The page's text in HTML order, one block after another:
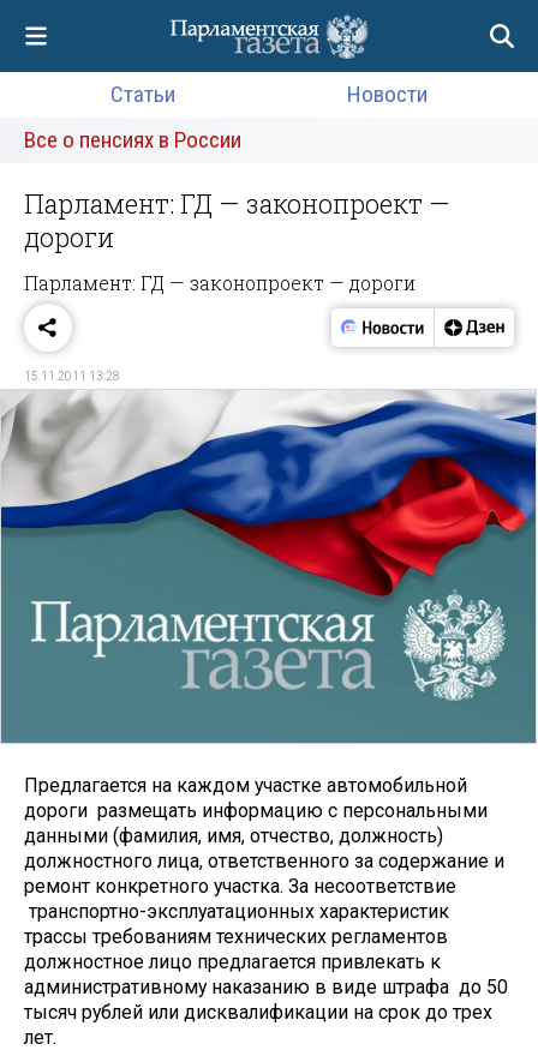
Статьи
Новости
Все о пенсиях в России
Парламент: ГД — законопроект —
дороги
Парламент: ГД — законопроект — дороги
15.11.2011 13:28
Предлагается на каждом участке автомобильной
дороги размещать информацию с персональными
данными (фамилия, имя, отчество, должность)
должностного лица, ответственного за содержание и
ремонт конкретного участка. За несоответствие
транспортно-эксплуатационных характеристик
трассы требованиям технических регламентов
должностное лицо предлагается привлекать к
административному наказанию в виде штрафа до 50
тысяч рублей или дисквалификации на срок до трех
лет.